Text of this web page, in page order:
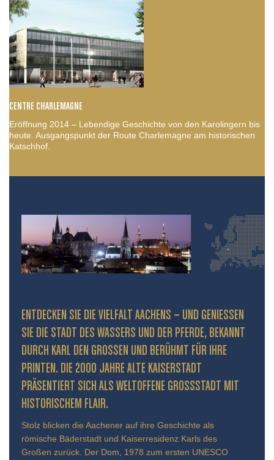
CENTRE CHARLEMAGNE
Eröffnung 2014 – Lebendige Geschichte von den Karolingern bis
heute. Ausgangspunkt der Route Charlemagne am historischen
Katschhof.
ENTDECKEN SIE DIE VIELFALT AACHENS – UND GENIESSEN S
IE DIE STADT DES WASSERS UND DER PFERDE, BEKANNT D
URCH KARL DEN GROSSEN UND BERÜHMT FÜR IHRE PR
INTEN. DIE 2000 JAHRE ALTE KAISERSTADT PR
ÄSENTIERT SICH ALS WELTOFFENE GROSSSTADT MIT HIS
TORISCHEM FLAIR.
Stolz blicken die Aachener auf ihre Geschichte als
römische Bäderstadt und Kaiserresidenz Karls des
Großen zurück. Der Dom, 1978 zum ersten UNESCO